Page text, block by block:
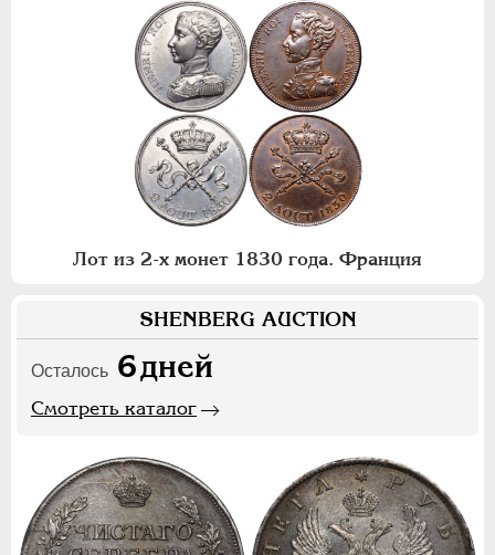
Лот из 2-х монет 1830 года. Франция
SHENBERG AUCTION
Осталось 6дней
Смотреть каталог